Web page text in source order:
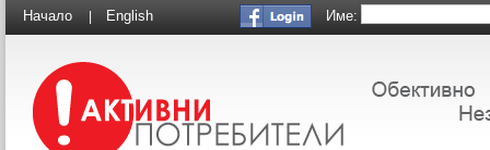
Начало English Име: